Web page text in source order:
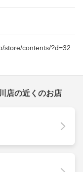
store/contents/?d=32
店の近くのお店